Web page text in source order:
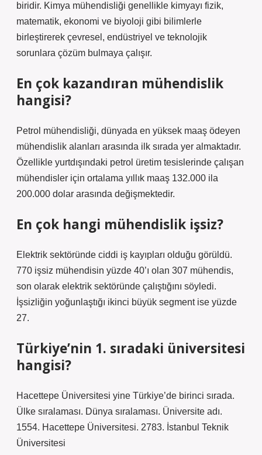
biridir. Kimya mühendisliği genellikle kimyayı fizik,
matematik, ekonomi ve biyoloji gibi bilimlerle
birleştirerek çevresel, endüstriyel ve teknolojik
sorunlara çözüm bulmaya çalışır.
En çok kazandıran mühendislik
hangisi?
Petrol mühendisliği, dünyada en yüksek maaş ödeyen
mühendislik alanları arasında ilk sırada yer almaktadır.
Özellikle yurtdışındaki petrol üretim tesislerinde çalışan
mühendisler için ortalama yıllık maaş 132.000 ila
200.000 dolar arasında değişmektedir.
En çok hangi mühendislik işsiz?
Elektrik sektöründe ciddi iş kayıpları olduğu görüldü.
770 işsiz mühendisin yüzde 40’ı olan 307 mühendis,
son olarak elektrik sektöründe çalıştığını söyledi.
İşsizliğin yoğunlaştığı ikinci büyük segment ise yüzde
27.
Türkiye’nin 1. sıradaki üniversitesi
hangisi?
Hacettepe Üniversitesi yine Türkiye’de birinci sırada.
Ülke sıralaması. Dünya sıralaması. Üniversite adı.
1554. Hacettepe Üniversitesi. 2783. İstanbul Teknik
Üniversitesi